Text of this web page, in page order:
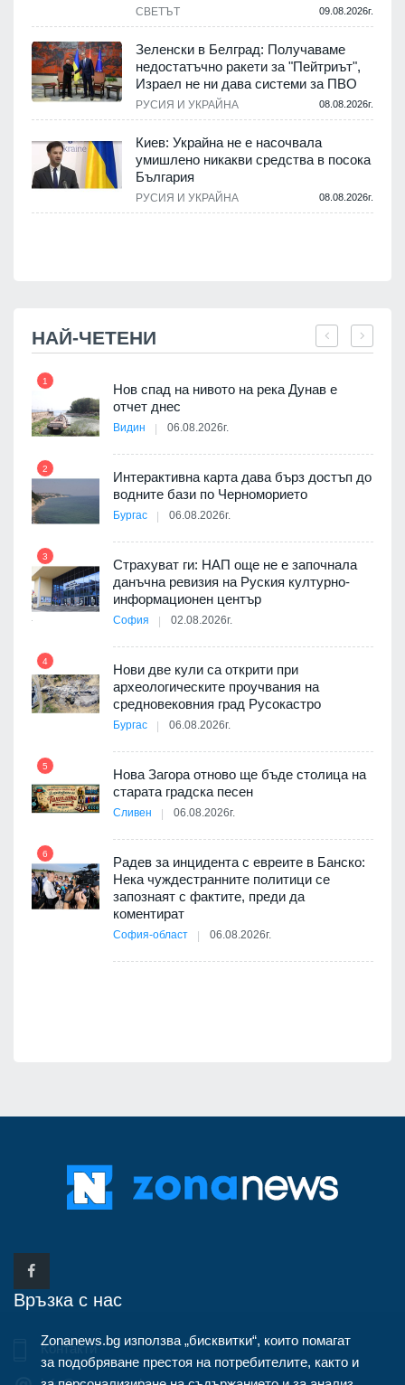
СВЕТЪТ 09.08.2026г.
Зеленски в Белград: Получаваме
недостатъчно ракети за "Пейтриът",
Израел не ни дава системи за ПВО
РУСИЯ И УКРАЙНА 08.08.2026г.
Киев: Украйна не е насочвала
умишлено никакви средства в посока
България
РУСИЯ И УКРАЙНА 08.08.2026г.
НАЙ-ЧЕТЕНИ
1
Нов спад на нивото на река Дунав е
отчет днес
Видин 06.08.2026г.
2
Интерактивна карта дава бърз достъп до
водните бази по Черноморието
Бургас 06.08.2026г.
3
Страхуват ги: НАП още не е започнала
данъчна ревизия на Руския културно-
информационен център
София 02.08.2026г.
4
Нови две кули са открити при
археологическите проучвания на
средновековния град Русокастро
Бургас 06.08.2026г.
5
Нова Загора отново ще бъде столица на
старата градска песен
Сливен 06.08.2026г.
6
Радев за инцидента с евреите в Банско:
Нека чуждестранните политици се
запознаят с фактите, преди да
коментират
София-област 06.08.2026г.
Връзка с нас
Контакти
Zonanews.bg използва „бисквитки“, които помагат
за подобряване престоя на потребителите, както и